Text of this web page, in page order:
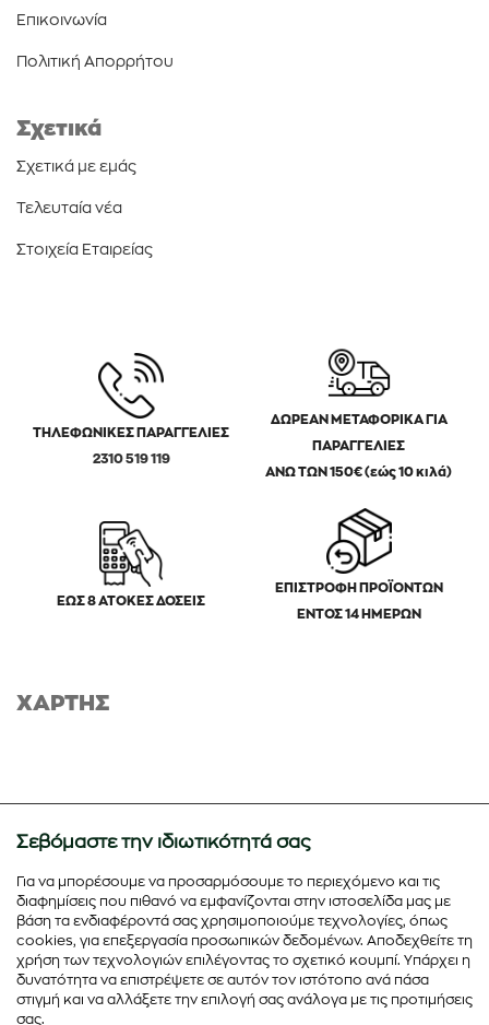
Επικοινωνία
Πολιτική Απορρήτου
Σχετικά
Σχετικά με εμάς
Τελευταία νέα
Στοιχεία Εταιρείας
ΤΗΛΕΦΩΝΙΚΕΣ ΠΑΡΑΓΓΕΛΙΕΣ
2310 519 119
ΔΩΡΕΑΝ ΜΕΤΑΦΟΡΙΚΑ ΓΙΑ
ΠΑΡΑΓΓΕΛΙΕΣ
ΑΝΩ ΤΩΝ 150€ (εώς 10 κιλά)
ΕΩΣ 8 ΑΤΟΚΕΣ ΔΟΣΕΙΣ
ΕΠΙΣΤΡΟΦΗ ΠΡΟΪΟΝΤΩΝ
ΕΝΤΟΣ 14 ΗΜΕΡΩΝ
ΧΑΡΤΗΣ
Σεβόμαστε την ιδιωτικότητά σας
Για να μπορέσουμε να προσαρμόσουμε το περιεχόμενο και τις
διαφημίσεις που πιθανό να εμφανίζονται στην ιστοσελίδα μας με
βάση τα ενδιαφέροντά σας χρησιμοποιούμε τεχνολογίες, όπως
cookies, για επεξεργασία προσωπικών δεδομένων. Αποδεχθείτε τη
χρήση των τεχνολογιών επιλέγοντας το σχετικό κουμπί. Υπάρχει η
δυνατότητα να επιστρέψετε σε αυτόν τον ιστότοπο ανά πάσα
στιγμή και να αλλάξετε την επιλογή σας ανάλογα με τις προτιμήσεις
σας.